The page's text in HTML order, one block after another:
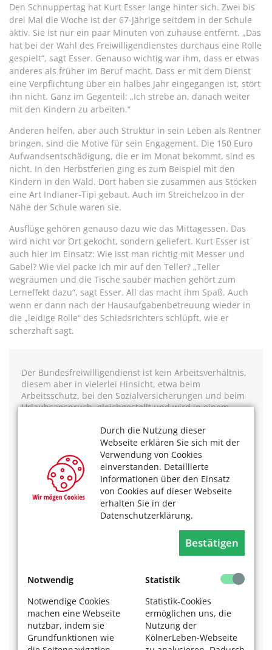
Durch die Nutzung dieser
Webseite erklären Sie sich mit der
Verwendung von Cookies
einverstanden. Detaillierte
Informationen über den Einsatz
von Cookies auf dieser Webseite
erhalten Sie in der
Datenschutzerklärung.
Bestätigen
Notwendig
Notwendige Cookies
machen eine Webseite
nutzbar, indem sie
Grundfunktionen wie
Statistik
Statistik-Cookies
ermöglichen uns, die
Nutzung der
KölnerLeben-Webseite
Den Schnuppertag hat Kurt Esser lange hinter sich. Zwei bis
drei Mal die Woche ist der 67-Jährige seitdem in der Schule
aktiv. Sie ist nur ein paar Minuten von zuhause entfernt. „Das
hat bei der Wahl des Freiwilligendienstes durchaus eine Rolle
gespielt“, sagt Esser. Genauso wichtig war ihm, dass er etwas
anderes als früher im Beruf macht. Dass er mit dem Dienst
eine Verpflichtung über ein halbes Jahr eingegangen ist, stört
ihn nicht. Ganz im Gegenteil: „Ich strebe an, danach weiter
mit den Kindern zu arbeiten.“
Anderen helfen, aber auch Struktur in sein Leben als Rentner
bringen, sind die Motive für sein Engagement. Die 150 Euro
Aufwandsentschädigung, die er im Monat bekommt, sind es
nicht. In den Herbstferien ging es zum Beispiel mit den
Kindern in den Wald. Dort haben sie zusammen aus Stöcken
eine Art Indianer-Tipi gebaut. Auch im Streichelzoo in der
Nähe der Schule waren sie.
Ausflüge gehören genauso dazu wie das Mittagessen. Das
wird nicht vor Ort gekocht, sondern geliefert. Kurt Esser ist
auch hier im Einsatz: Wie isst man richtig mit Messer und
Gabel? Wie viel packe ich mir auf den Teller? „Teller
wegräumen und die Tische sauber machen gehört zum
Lerneffekt dazu“, sagt Esser. All das macht ihm Spaß. Auch
wenn er dann nach der Hausaufgabenbetreuung wieder in
die „leidige Rolle“ des Schiedsrichters schlüpft, wie er
scherzhaft sagt.
Der Bundesfreiwilligendienst ist kein Arbeitsverhältnis,
diesem aber in vielerlei Hinsicht, etwa beim
Arbeitsschutz, bei den Sozialversicherungen und beim
Urlaubsanspruch, gleichgestellt und wird in einem
kann selbst gewählt werden, meist zwölf
Monate, mindestens aber sechs, höchstens 18
Arbeitszeit:regulär ganztägig, für Senioren ist auch
Teilzeit möglich, mindestens aber 20 Stunden pro
Entlohnung:da ein freiwilliges Engagement, gibt es ein
– steuerfreies – Taschengeld bis höchstens 426 Euro.
Zu Unterkunft, Verpflegung, Arbeitskleidung oder
entsprechenden Geldersatzleistungen trifft man
Ehrenamtsagentur Ceno e. V. – Freiwilligendienst
Beratung:
Nora Menebröcker
Tel. 0221 / 995 998-15
www.ceno-koeln.de/freiwilligendienst